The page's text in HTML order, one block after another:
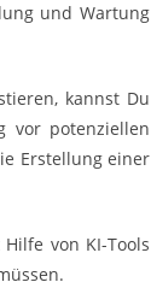
und Wartung
kannst Du
vor potenziellen
Erstellung einer
von KI-Tools